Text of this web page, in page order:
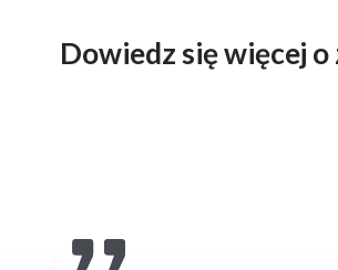
Dowiedz się więcej o